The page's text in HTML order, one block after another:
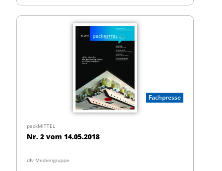
Fachpresse
packMITTEL
Nr. 2 vom 14.05.2018
dfv Mediengruppe